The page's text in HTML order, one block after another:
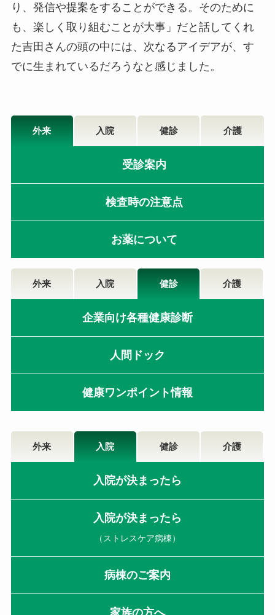
り、発信や提案をすることができる。そのために
も、楽しく取り組むことが大事」だと話してくれ
た吉田さんの頭の中には、次なるアイデアが、す
でに生まれているだろうなと感じました。
外来 入院 健診 介護
受診案内
検査時の注意点
お薬について
外来 入院 健診 介護
企業向け各種健康診断
人間ドック
健康ワンポイント情報
外来 入院 健診 介護
入院が決まったら
入院が決まったら
（ストレスケア病棟）
病棟のご案内